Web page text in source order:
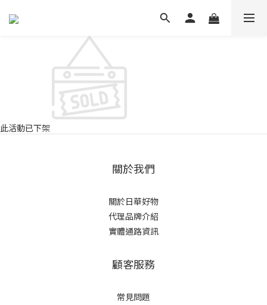
此活動已下架
關於我們
關於日華好物
代理品牌介紹
實體通路資訊
顧客服務
常見問題